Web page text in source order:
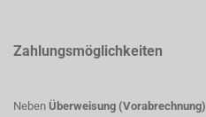
Zahlungsmöglichkeiten
Neben Überweisung (Vorabrechnung)